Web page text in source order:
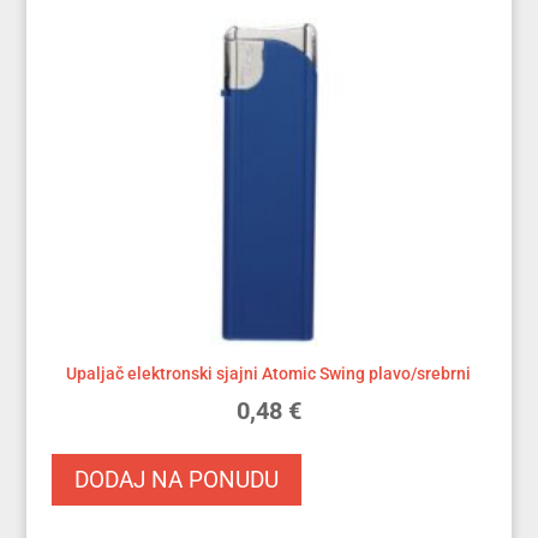
Upaljač elektronski sjajni Atomic Swing plavo/srebrni
0,48 €
DODAJ NA PONUDU